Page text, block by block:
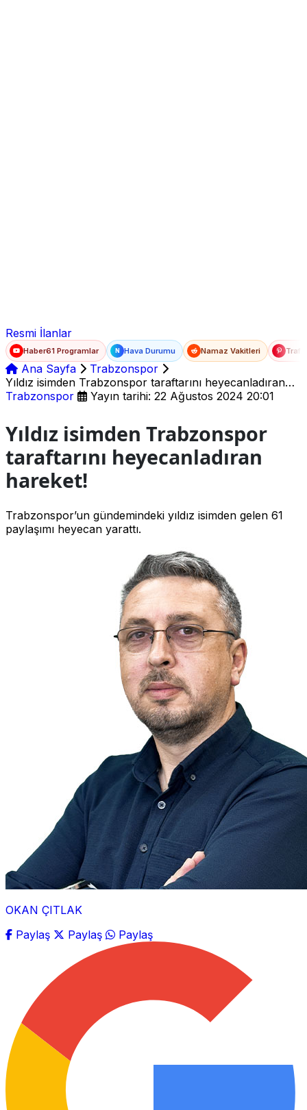
Resmi İlanlar
Haber61 Programlar N Hava Durumu Namaz Vakitleri
Ana Sayfa
Trabzonspor
Yıldız isimden Trabzonspor taraftarını heyecanladıran
hareket!
Trabzonspor Yayın tarihi: 22 Ağustos 2024 20:01
Yıldız isimden Trabzonspor
taraftarını heyecanladıran
hareket!
Trabzonspor’un gündemindeki yıldız isimden gelen 61
paylaşımı heyecan yarattı.
OKAN ÇITLAK
Paylaş
Paylaş Paylaş